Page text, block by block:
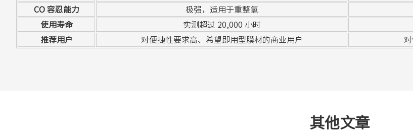
CO 容忍能力
极强，适用于重整氢
使用寿命
实测超过 20,000 小时
推荐用户
对便捷性要求高、希望即用型膜材的商业用户
其他文章